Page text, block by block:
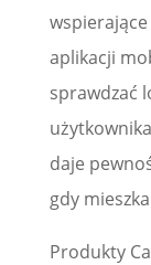
aplikacji
sprawdzać
daje
gdy
Produkty